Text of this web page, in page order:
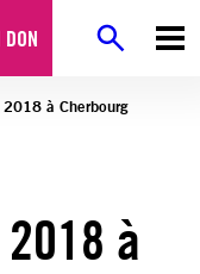
à Cherbourg
à